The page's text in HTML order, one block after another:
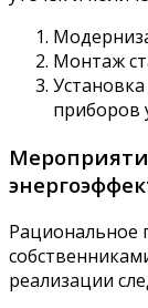
Монтаж
приборов
Рациональное
реализации